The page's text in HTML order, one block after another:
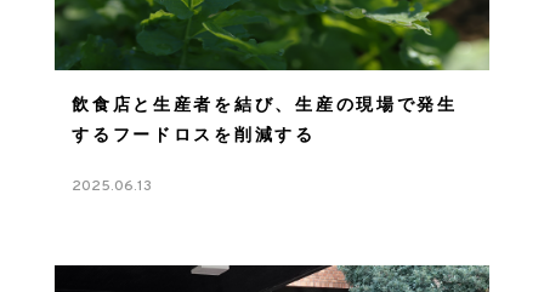
飲食店と生産者を結び、生産の現場で発生
するフードロスを削減する
2025.06.13